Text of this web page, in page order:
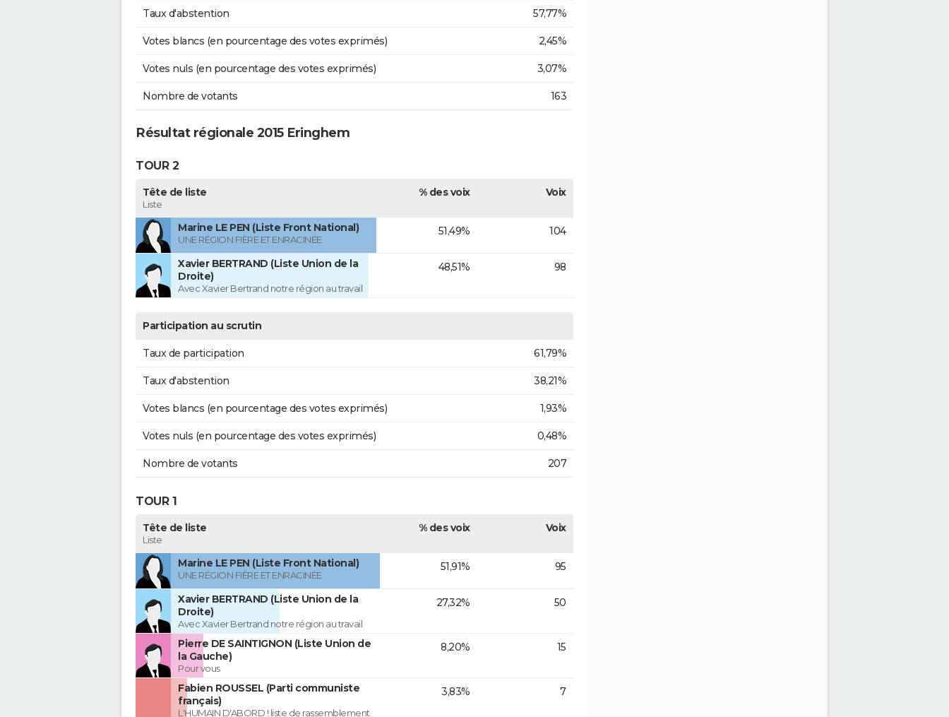
Taux d'abstention 57,77%
Votes blancs (en pourcentage des votes exprimés) 2,45%
Votes nuls (en pourcentage des votes exprimés) 3,07%
Nombre de votants 163
Résultat régionale 2015 Eringhem
TOUR 2
Tête de liste
Liste
% des voix Voix
Marine LE PEN (Liste Front National)
UNE RÉGION FIÈRE ET ENRACINÉE
51,49% 104
Xavier BERTRAND (Liste Union de la
Droite)
Avec Xavier Bertrand notre région au travail
48,51% 98
Participation au scrutin
Taux de participation 61,79%
Taux d'abstention 38,21%
Votes blancs (en pourcentage des votes exprimés) 1,93%
Votes nuls (en pourcentage des votes exprimés) 0,48%
Nombre de votants 207
TOUR 1
Tête de liste
Liste
% des voix Voix
Marine LE PEN (Liste Front National)
UNE RÉGION FIÈRE ET ENRACINÉE
51,91% 95
Xavier BERTRAND (Liste Union de la
Droite)
Avec Xavier Bertrand notre région au travail
27,32% 50
Pierre DE SAINTIGNON (Liste Union de
la Gauche)
Pour vous
8,20% 15
Fabien ROUSSEL (Parti communiste
français)
L'HUMAIN D'ABORD ! liste de rassemblement
3,83% 7